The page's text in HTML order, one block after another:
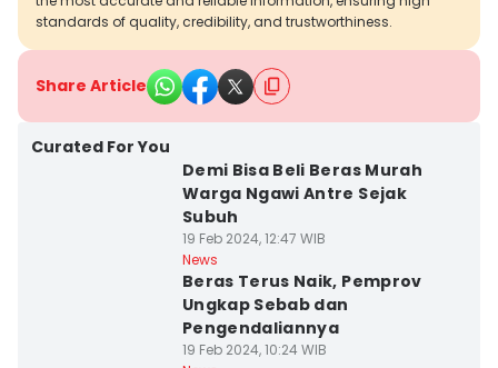
standards of quality, credibility, and trustworthiness.
Share Article
Curated For You
Demi Bisa Beli Beras Murah
Warga Ngawi Antre Sejak
Subuh
19 Feb 2024, 12:47 WIB
News
Beras Terus Naik, Pemprov
Ungkap Sebab dan
Pengendaliannya
19 Feb 2024, 10:24 WIB